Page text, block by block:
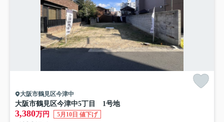
大阪市鶴見区今津中
大阪市鶴見区今津中5丁目 1号地
3,380万円 5月10日 値下げ